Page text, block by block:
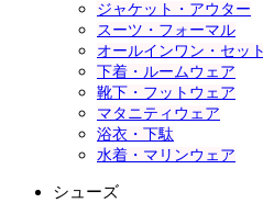
ジャケット・アウター
スーツ・フォーマル
オールインワン・セッ
下着・ルームウェア
靴下・フットウェア
マタニティウェア
浴衣・下駄
水着・マリンウェア
シューズ